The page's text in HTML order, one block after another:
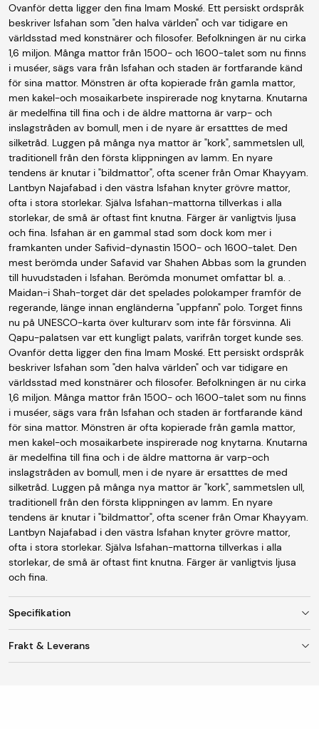
Ovanför detta ligger den fina Imam Moské. Ett persiskt ordspråk
beskriver Isfahan som "den halva världen" och var tidigare en
världsstad med konstnärer och filosofer. Befolkningen är nu cirka
1,6 miljon. Många mattor från 1500- och 1600-talet som nu finns
i muséer, sägs vara från Isfahan och staden är fortfarande känd
för sina mattor. Mönstren är ofta kopierade från gamla mattor,
men kakel-och mosaikarbete inspirerade nog knytarna. Knutarna
är medelfina till fina och i de äldre mattorna är varp- och
inslagstråden av bomull, men i de nyare är ersatttes de med
silketråd. Luggen på många nya mattor är "kork", sammetslen ull,
traditionell från den första klippningen av lamm. En nyare
tendens är knutar i "bildmattor", ofta scener från Omar Khayyam.
Lantbyn Najafabad i den västra Isfahan knyter grövre mattor,
ofta i stora storlekar. Själva Isfahan-mattorna tillverkas i alla
storlekar, de små är oftast fint knutna. Färger är vanligtvis ljusa
och fina. Isfahan är en gammal stad som dock kom mer i
framkanten under Safivid-dynastin 1500- och 1600-talet. Den
mest berömda under Safavid var Shahen Abbas som la grunden
till huvudstaden i Isfahan. Berömda monumet omfattar bl. a. .
Maidan-i Shah-torget där det spelades polokamper framför de
regerande, länge innan engländerna "uppfann" polo. Torget finns
nu på UNESCO-karta över kulturarv som inte får försvinna. Ali
Qapu-palatsen var ett kungligt palats, varifrån torget kunde ses.
Ovanför detta ligger den fina Imam Moské. Ett persiskt ordspråk
beskriver Isfahan som "den halva världen" och var tidigare en
världsstad med konstnärer och filosofer. Befolkningen är nu cirka
1,6 miljon. Många mattor från 1500- och 1600-talet som nu finns
i muséer, sägs vara från Isfahan och staden är fortfarande känd
för sina mattor. Mönstren är ofta kopierade från gamla mattor,
men kakel-och mosaikarbete inspirerade nog knytarna. Knutarna
är medelfina till fina och i de äldre mattorna är varp-och
inslagstråden av bomull, men i de nyare är ersatttes de med
silketråd. Luggen på många nya mattor är "kork", sammetslen ull,
traditionell från den första klippningen av lamm. En nyare
tendens är knutar i "bildmattor", ofta scener från Omar Khayyam.
Lantbyn Najafabad i den västra Isfahan knyter grövre mattor,
ofta i stora storlekar. Själva Isfahan-mattorna tillverkas i alla
storlekar, de små är oftast fint knutna. Färger är vanligtvis ljusa
och fina.
Specifikation
Storlek
Frakt & Leverans